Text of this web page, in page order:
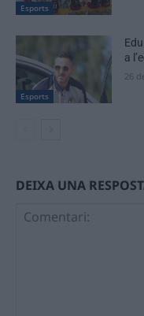
Esports
Esports
a
26
DEIXA UNA